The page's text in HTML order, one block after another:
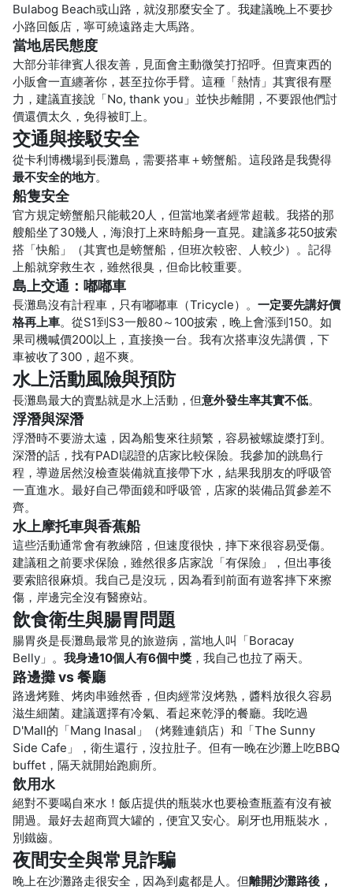
Bulabog Beach或山路，就沒那麼安全了。我建議晚上不要抄
小路回飯店，寧可繞遠路走大馬路。
當地居民態度
大部分菲律賓人很友善，見面會主動微笑打招呼。但賣東西的
小販會一直纏著你，甚至拉你手臂。這種「熱情」其實很有壓
力，建議直接說「No, thank you」並快步離開，不要跟他們討
價還價太久，免得被盯上。
交通與接駁安全
從卡利博機場到長灘島，需要搭車＋螃蟹船。這段路是我覺得
最不安全的地方。
船隻安全
官方規定螃蟹船只能載20人，但當地業者經常超載。我搭的那
艘船坐了30幾人，海浪打上來時船身一直晃。建議多花50披索
搭「快船」（其實也是螃蟹船，但班次較密、人較少）。記得
上船就穿救生衣，雖然很臭，但命比較重要。
島上交通：嘟嘟車
長灘島沒有計程車，只有嘟嘟車（Tricycle）。 一定要先講好價
格再上車。從S1到S3一般80～100披索，晚上會漲到150。如
果司機喊價200以上，直接換一台。我有次搭車沒先講價，下
車被收了300，超不爽。
水上活動風險與預防
長灘島最大的賣點就是水上活動，但意外發生率其實不低。
浮潛與深潛
浮潛時不要游太遠，因為船隻來往頻繁，容易被螺旋槳打到。
深潛的話，找有PADI認證的店家比較保險。我參加的跳島行
程，導遊居然沒檢查裝備就直接帶下水，結果我朋友的呼吸管
一直進水。最好自己帶面鏡和呼吸管，店家的裝備品質參差不
齊。
水上摩托車與香蕉船
這些活動通常會有教練陪，但速度很快，摔下來很容易受傷。
建議租之前要求保險，雖然很多店家說「有保險」，但出事後
要索賠很麻煩。我自己是沒玩，因為看到前面有遊客摔下來擦
傷，岸邊完全沒有醫療站。
飲食衛生與腸胃問題
腸胃炎是長灘島最常見的旅遊病，當地人叫「Boracay
Belly」。 我身邊10個人有6個中獎 ，我自己也拉了兩天。
路邊攤 vs 餐廳
路邊烤雞、烤肉串雖然香，但肉經常沒烤熟，醬料放很久容易
滋生細菌。建議選擇有冷氣、看起來乾淨的餐廳。我吃過
D'Mall的「Mang Inasal」（烤雞連鎖店）和「The Sunny
Side Cafe」，衛生還行，沒拉肚子。但有一晚在沙灘上吃BBQ
buffet，隔天就開始跑廁所。
飲用水
絕對不要喝自來水！飯店提供的瓶裝水也要檢查瓶蓋有沒有被
開過。最好去超商買大罐的，便宜又安心。刷牙也用瓶裝水，
別鐵齒。
夜間安全與常見詐騙
晚上在沙灘路走很安全，因為到處都是人。但離開沙灘路後，